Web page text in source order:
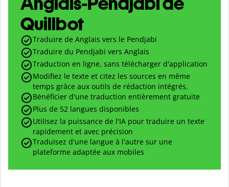
Quillbot
Traduire de Anglais vers le Pendjabi
Traduire du Pendjabi vers Anglais
Traduction en ligne, sans télécharger d'application
Modifiez le texte et citez les sources en même
temps grâce aux outils de rédaction intégrés.
Bénéficier d'une traduction entièrement gratuite
Plus de 52 langues disponibles
Utilisez la puissance de l'IA pour traduire un texte
rapidement et avec précision
Traduisez d'une langue à l'autre sur une
plateforme adaptée aux mobiles